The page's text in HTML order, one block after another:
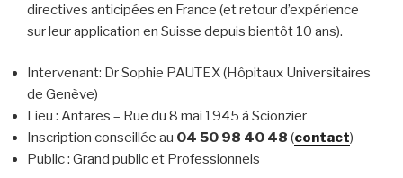
directives anticipées en France (et retour d’expérience
sur leur application en Suisse depuis bientôt 10 ans).
Intervenant: Dr Sophie PAUTEX (Hôpitaux Universitaires
de Genève)
Lieu : Antares – Rue du 8 mai 1945 à Scionzier
Inscription conseillée au 04 50 98 40 48 (contact)
Public : Grand public et Professionnels